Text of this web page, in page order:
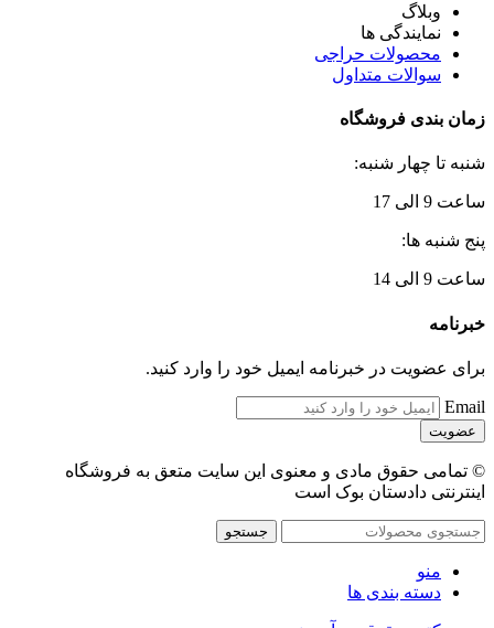
وبلاگ
نمایندگی ها
محصولات حراجی
سوالات متداول
زمان بندی فروشگاه
شنبه تا چهار شنبه:
ساعت 9 الی 17
پنج شنبه ها:
ساعت 9 الی 14
خبرنامه
برای عضویت در خبرنامه ایمیل خود را وارد کنید.
Email
© تمامی حقوق مادی و معنوی این سایت متعق به فروشگاه
اینترنتی دادستان بوک است
جستجو
منو
دسته بندی ها